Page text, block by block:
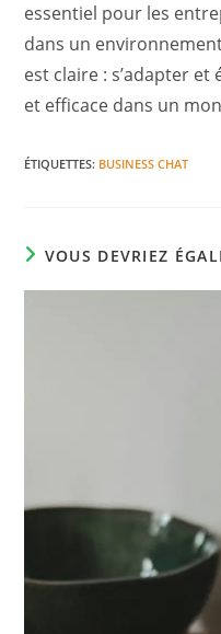
essentiel pour les
dans un
est claire : s’adapter
et efficace dans un
ÉTIQUETTES: BUSINESS CHAT
VOUS DEVRIEZ